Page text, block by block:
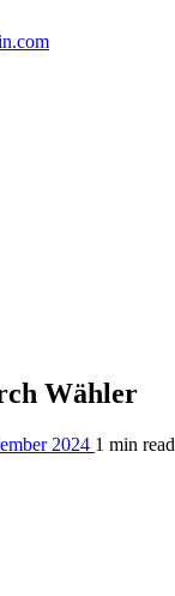
Wähler
2024 1 min read